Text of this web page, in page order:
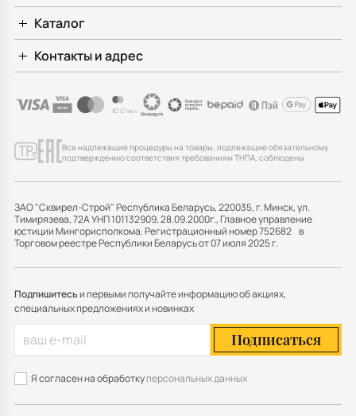
Каталог
Контакты и адрес
Все надлежащие процедуры на товары, подлежащие обязательному
подтверждению соответствия требованиям ТНПА, соблюдены
ЗАО "Сквирел-Строй" Республика Беларусь, 220035, г. Минск, ул.
Тимирязева, 72А УНП 101132909, 28.09.2000г., Главное управление
юстиции Мингорисполкома. Регистрационный номер 752682 в
Торговом реестре Республики Беларусь от 07 июля 2025 г.
Подпишитесьи первыми получайте информацию об акциях,
специальных предложениях и новинках
Подписаться
Я согласен на обработкуперсональных данных